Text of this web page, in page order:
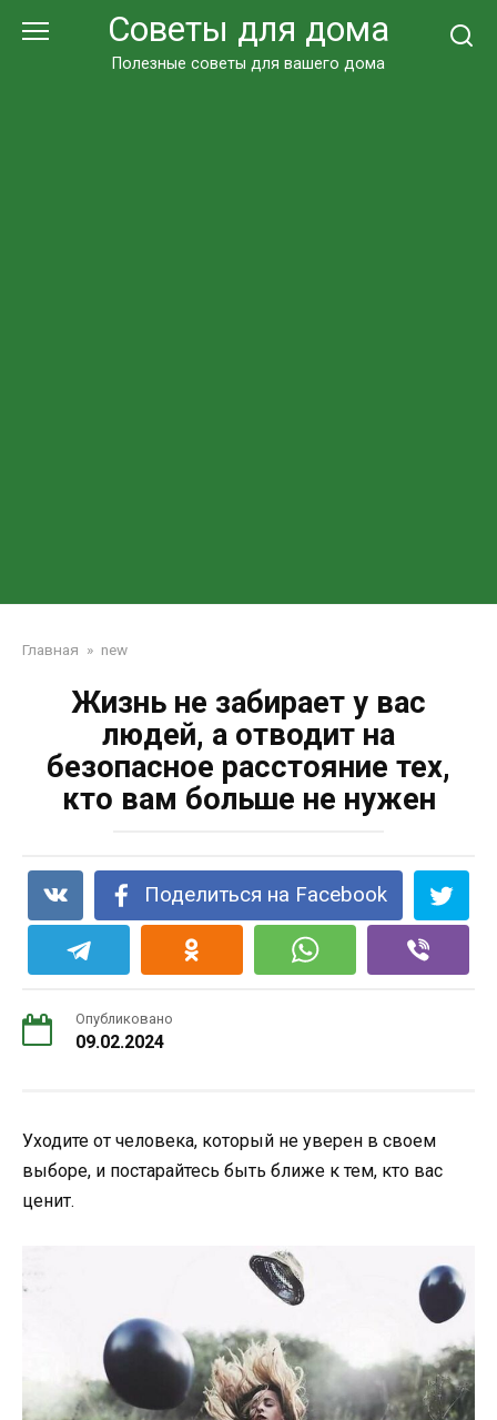
Советы для дома
Полезные советы для вашего дома
Главная » new
Жизнь не забирает у вас
людей, а отводит на
безопасное расстояние тех,
кто вам больше не нужен
Поделиться на Facebook
Опубликовано
09.02.2024
Уходите от человека, который не уверен в своем
выборе, и постарайтесь быть ближе к тем, кто вас
ценит.